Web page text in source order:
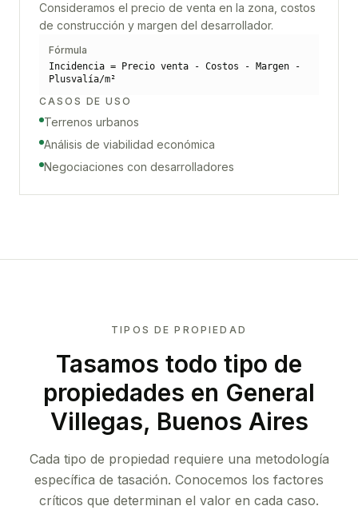
Consideramos el precio de venta en la zona, costos
de construcción y margen del desarrollador.
Fórmula
Incidencia = Precio venta - Costos - Margen -
Plusvalía/m²
CASOS DE USO
Terrenos urbanos
Análisis de viabilidad económica
Negociaciones con desarrolladores
TIPOS DE PROPIEDAD
Tasamos todo tipo de
propiedades en General
Villegas, Buenos Aires
Cada tipo de propiedad requiere una metodología
específica de tasación. Conocemos los factores
críticos que determinan el valor en cada caso.